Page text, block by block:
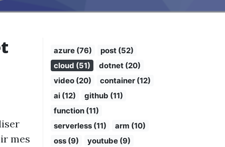
mes
azure (76)
post (52)
cloud (51)
dotnet (20)
video (20)
container (12)
ai (12)
github (11)
function (11)
serverless (11)
arm (10)
oss (9)
youtube (9)